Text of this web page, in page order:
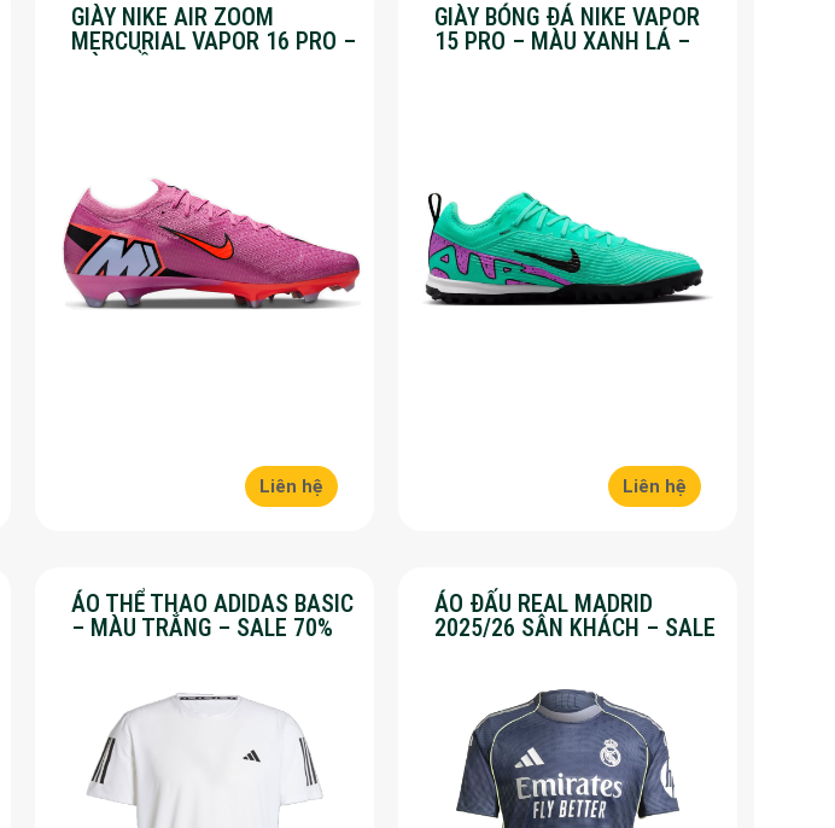
GIÀY NIKE AIR ZOOM
MERCURIAL VAPOR 16 PRO –
MÀU HỒNG – SALE 50%
Liên hệ
GIÀY BÓNG ĐÁ NIKE VAPOR
15 PRO – MÀU XANH LÁ –
Liên hệ
ÁO THỂ THAO ADIDAS BASIC
– MÀU TRẮNG – SALE 70%
ÁO ĐẤU REAL MADRID
2025/26 SÂN KHÁCH – SALE